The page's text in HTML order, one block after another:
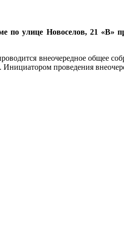
улице Новоселов, 21 «В»
внеочередное общее
Инициатором проведения